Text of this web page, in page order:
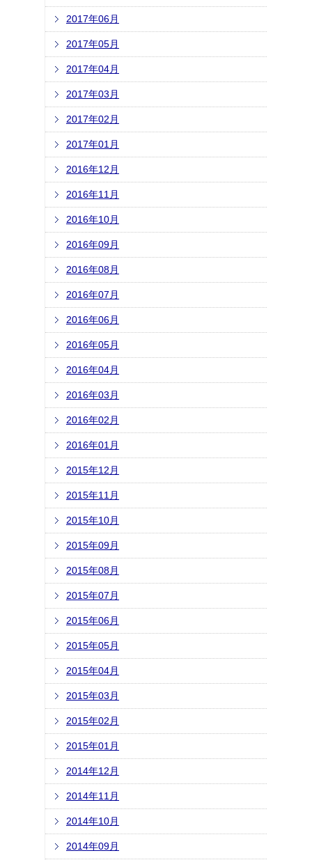
2017年06月
2017年05月
2017年04月
2017年03月
2017年02月
2017年01月
2016年12月
2016年11月
2016年10月
2016年09月
2016年08月
2016年07月
2016年06月
2016年05月
2016年04月
2016年03月
2016年02月
2016年01月
2015年12月
2015年11月
2015年10月
2015年09月
2015年08月
2015年07月
2015年06月
2015年05月
2015年04月
2015年03月
2015年02月
2015年01月
2014年12月
2014年11月
2014年10月
2014年09月